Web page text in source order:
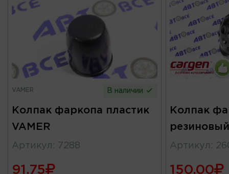
VAMER В наличии
Колпак фаркопа пластик
VAMER
Артикул : 7288
91.75
Колпак
Артикул :
150.00